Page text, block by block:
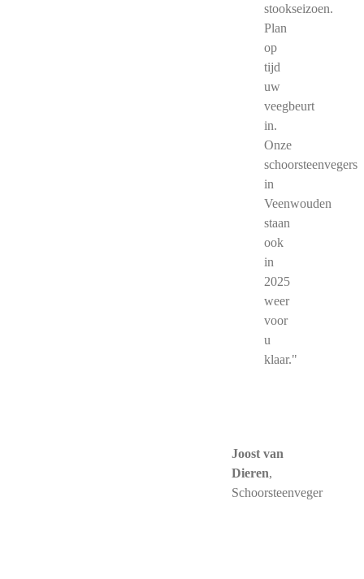
stookseizoen.
Plan
op
tijd
uw
veegbeurt
in.
Onze
schoorsteenvegers
in
Veenwouden
staan
ook
in
2025
weer
voor
u
klaar."
Joost van
Dieren,
Schoorsteenveger